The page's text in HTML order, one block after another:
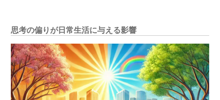
思考の偏りが日常生活に与える影響